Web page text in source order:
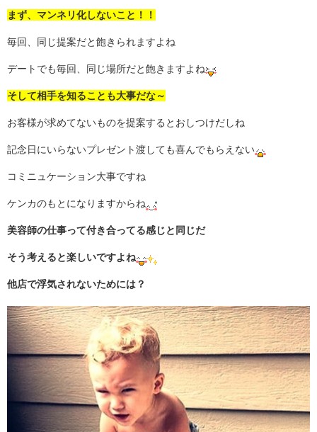
まず、マンネリ化しないこと！！
毎回、同じ提案だと飽きられますよね
デートでも毎回、同じ場所だと飽きますよね
そして相手を知ることも大事だな～
お客様が求めてないものを提案するとおしつけだしね
記念日にいらないプレゼント渡しても喜んでもらえない
コミニュケーション大事ですね
ケンカのもとになりますからね
美容師の仕事って付き合ってる感じと同じだ
そう考えると楽しいですよね
他店で浮気されないためには？